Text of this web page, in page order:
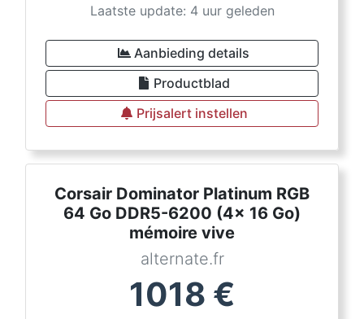
Laatste update: 4 uur geleden
Aanbieding details
Productblad
Prijsalert instellen
Corsair Dominator Platinum RGB
64 Go DDR5-6200 (4x 16 Go)
mémoire vive
alternate.fr
1018 €